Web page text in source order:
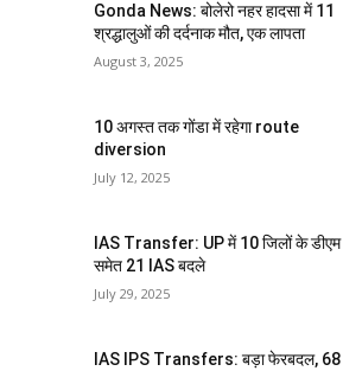
Gonda News: बोलेरो नहर हादसा में 11
श्रद्धालुओं की दर्दनाक मौत, एक लापता
August 3, 2025
10 अगस्त तक गोंडा में रहेगा route
diversion
July 12, 2025
IAS Transfer: UP में 10 जिलों के डीएम
समेत 21 IAS बदले
July 29, 2025
IAS IPS Transfers: बड़ा फेरबदल, 68